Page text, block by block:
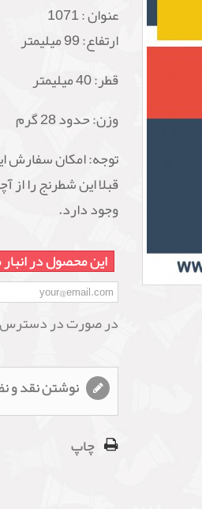
عنوان :1071
ارتفاع: 99 میلیمتر
قطر: 40 میلیمتر
وزن: حدود 28 گرم
توجه: امکان سفارش
قبلا این شطرنج را
وجود دارد.
این محصول در
در صورت در دسترس
نوشتن نقد و
چاپ